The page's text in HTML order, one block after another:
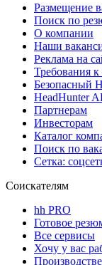
Размещение
Поиск по
О компании
Наши
Реклама на
Требования
Безопасный
HeadHunter
Партнерам
Инвесторам
Каталог
Поиск по
Сетка:
Соискателям
hh PRO
Готовое
Все сервисы
Хочу у вас